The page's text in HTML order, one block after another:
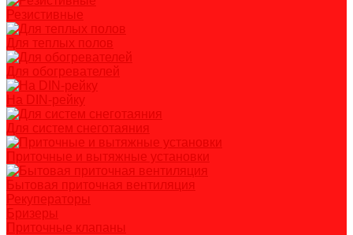
Резистивные
Для теплых полов
Для обогревателей
На DIN-рейку
Для систем снеготаяния
Приточные и вытяжные установки
Бытовая приточная вентиляция
Рекуператоры
Бризеры
Приточные клапаны